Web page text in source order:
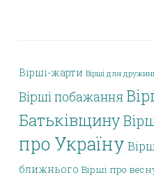
Вірші-жарти Вірші для
Вірші побажання
Батьківщину
про Україну
ближнього Вірші про